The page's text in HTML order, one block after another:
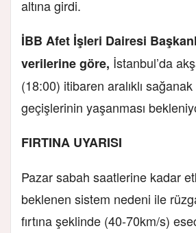
altına girdi.
İBB Afet İşleri Dairesi
verilerine göre, İstanbul’da
(18:00) itibaren aralıklı
geçişlerinin yaşanması
FIRTINA UYARISI
Pazar sabah saatlerine kadar
beklenen sistem nedeni ile
fırtına şeklinde (40-70km/s)